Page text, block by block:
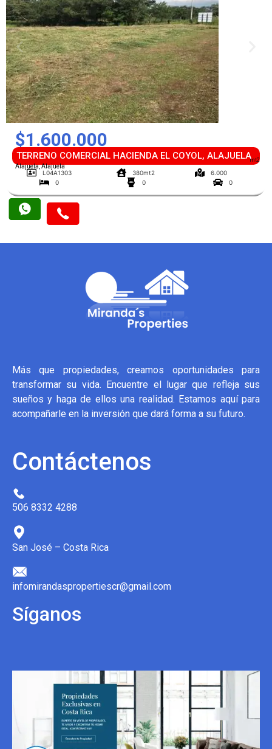
mt2
$1.600.000
TERRENO COMERCIAL HACIENDA EL COYOL, ALAJUELA
Alajuela, Alajuela
L04A1303 380mt2
6.000
0
0 0
Más que propiedades, creamos oportunidades para
transformar su vida. Encuentre el lugar que refleja sus
sueños y haga de ellos una realidad. Estamos aquí para
acompañarle en la inversión que dará forma a su futuro.
Contáctenos
506 8332 4288
San José – Costa Rica
infomirandaspropertiescr@gmail.com
Síganos